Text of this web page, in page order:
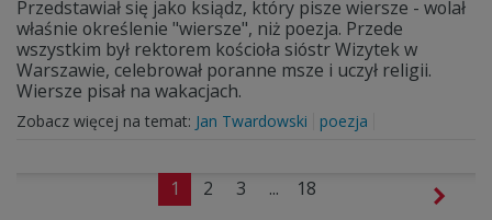
Przedstawiał się jako ksiądz, który pisze wiersze - wolał
właśnie określenie "wiersze", niż poezja. Przede
wszystkim był rektorem kościoła sióstr Wizytek w
Warszawie, celebrował poranne msze i uczył religii.
Wiersze pisał na wakacjach.
Zobacz więcej na temat: Jan Twardowski poezja
1 2 3 ... 18